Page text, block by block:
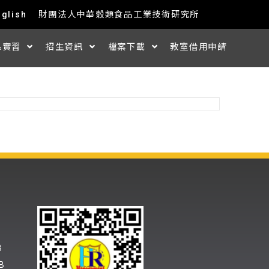
財團法人中華穀類食品工業技術研究所
習 招生資訊 檔案下載 教室借用申請